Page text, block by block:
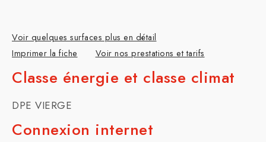
Voir quelques surfaces plus en détail
Imprimer la fiche
Voir nos prestations et tarifs
Classe énergie et classe climat
DPE VIERGE
Connexion internet